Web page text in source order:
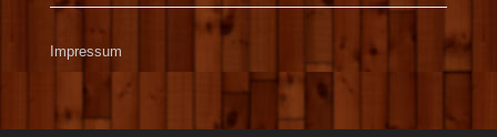
Impressum